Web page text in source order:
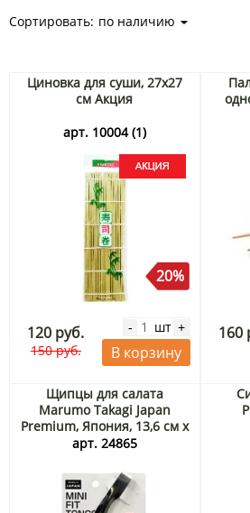
Сортировать: по наличию
Циновка для суши, 27х27
см Акция
арт. 10004 (1)
20%
120 руб.
150 руб.
- шт +
В корзину
160
Щипцы для салата
Marumo Takagi Japan
Premium, Япония, 13,6 см х
1,3 см
арт. 24865